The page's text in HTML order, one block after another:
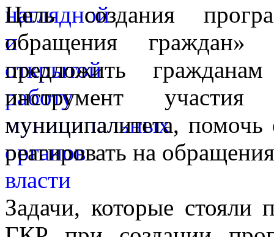
Цель создания
обращения
предложить
инструмент
муниципалитета, помочь
реагировать на
Задачи, которые стояли